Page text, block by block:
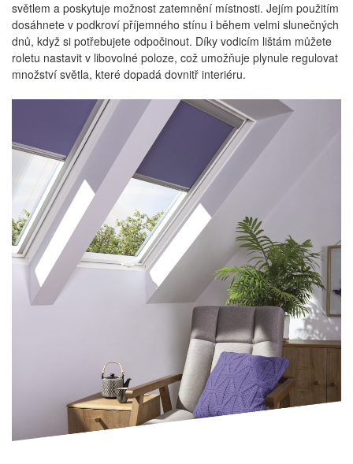
světlem a poskytuje možnost zatemnění místnosti. Jejím použitím
dosáhnete v podkroví příjemného stínu i během velmi slunečných
dnů, když si potřebujete odpočinout. Díky vodicím lištám můžete
roletu nastavit v libovolné poloze, což umožňuje plynule regulovat
množství světla, které dopadá dovnitř interiéru.